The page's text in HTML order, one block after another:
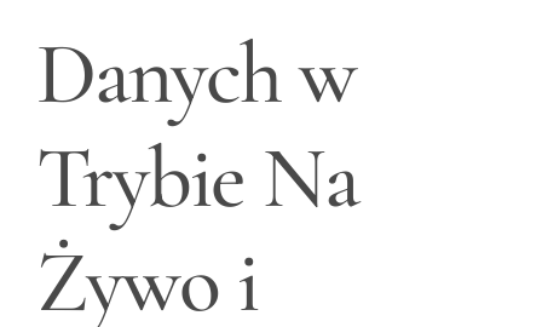
Danych w
Trybie Na
Żywo i